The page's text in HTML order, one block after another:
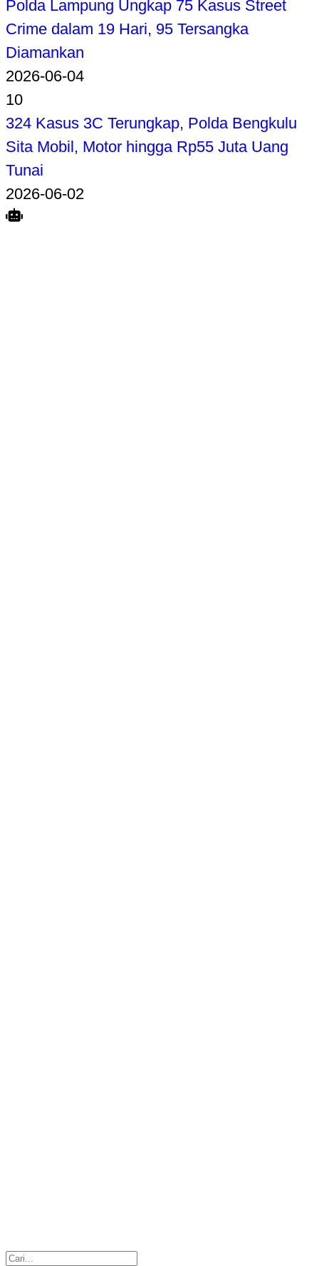
Polda Lampung Ungkap 75 Kasus Street
Crime dalam 19 Hari, 95 Tersangka
Diamankan
2026-06-04
10
324 Kasus 3C Terungkap, Polda Bengkulu
Sita Mobil, Motor hingga Rp55 Juta Uang
Tunai
2026-06-02